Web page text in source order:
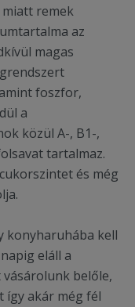
miatt remek
az
magas
foszfor,
a
közül A-, B1-,
tartalmaz.
és még
konyharuhába kell
eláll a
belőle,
így akár még fél